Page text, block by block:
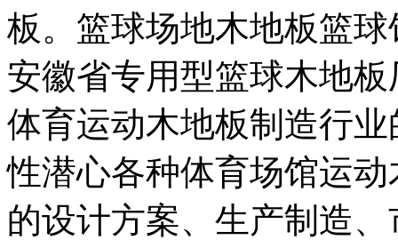
板。篮球场地木地板篮
安徽省专用型篮球木地
体育运动木地板制造行
性潜心各种体育场馆运
的设计方案、生产制造